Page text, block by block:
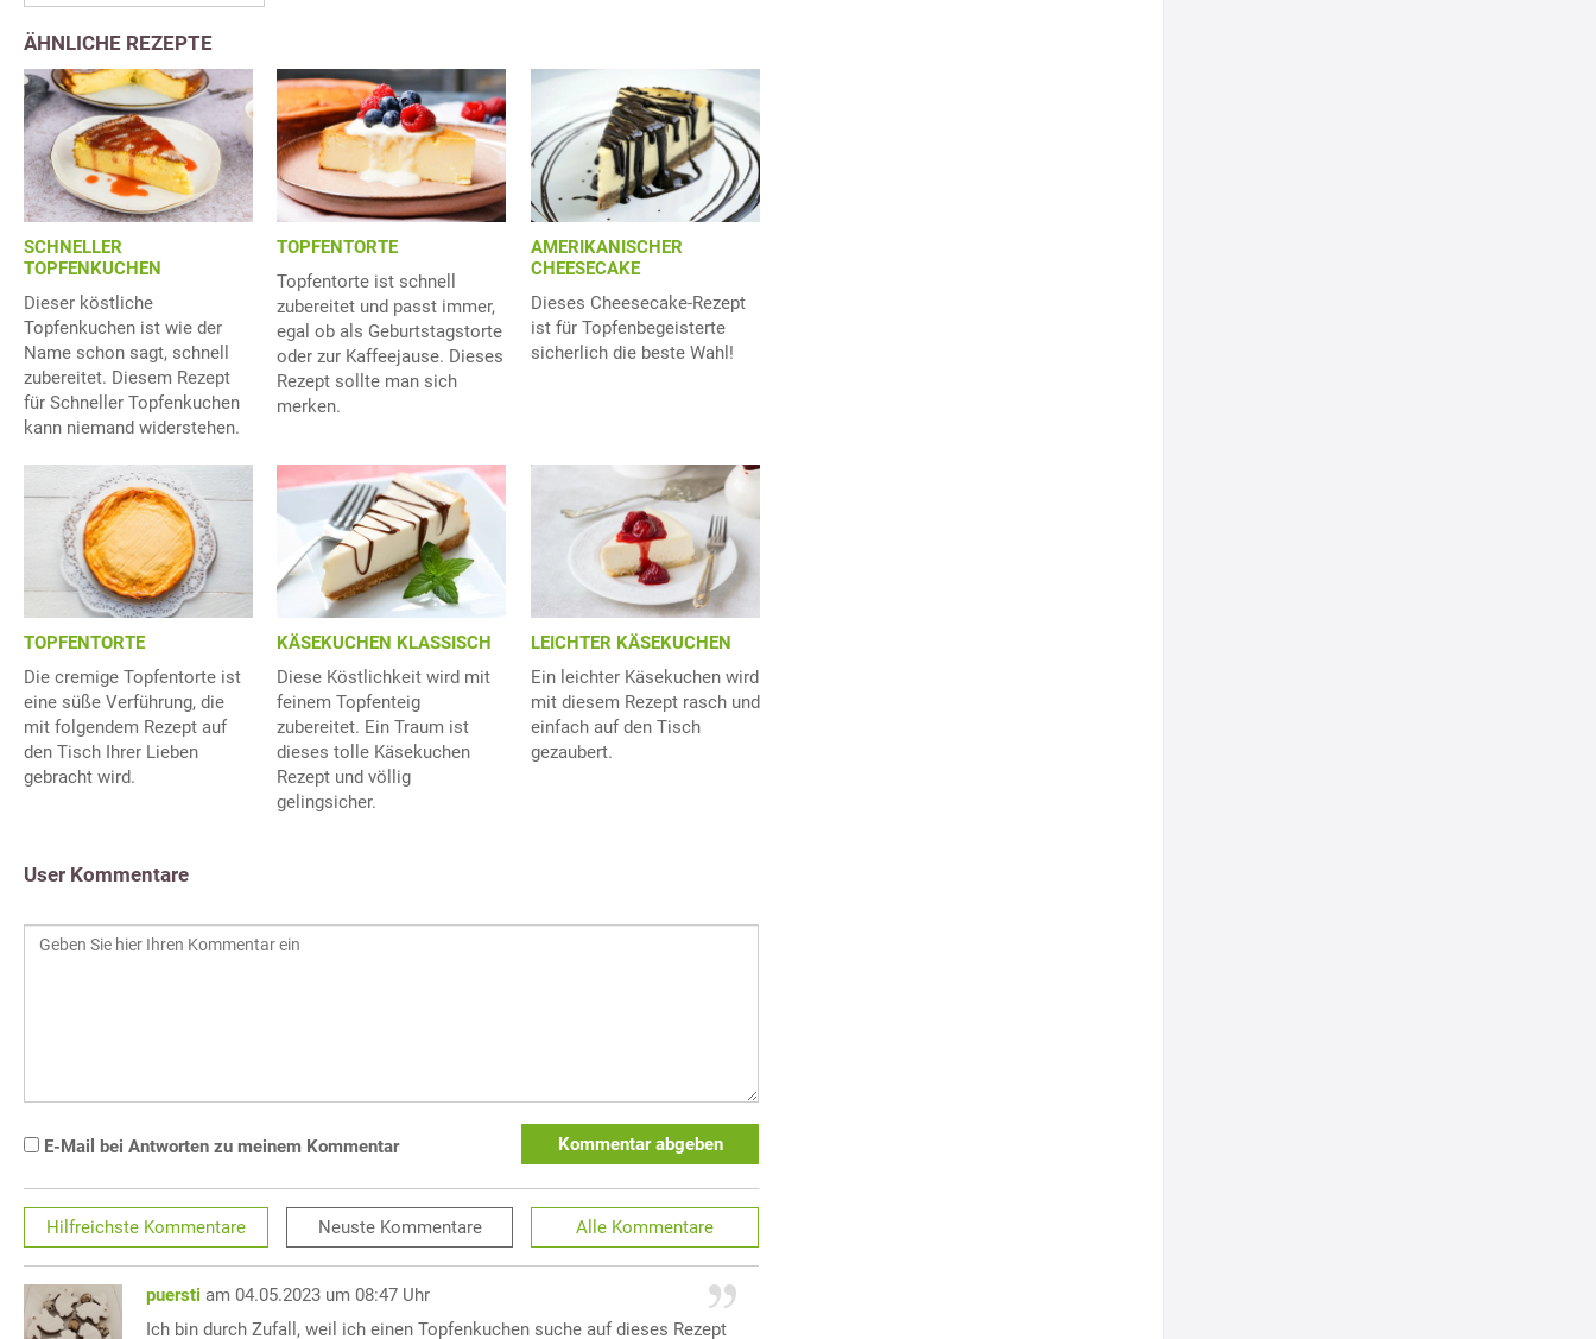
ÄHNLICHE REZEPTE
SCHNELLER
TOPFENKUCHEN
Dieser köstliche
Topfenkuchen ist wie der
Name schon sagt, schnell
zubereitet. Diesem Rezept
für Schneller Topfenkuchen
kann niemand widerstehen.
TOPFENTORTE
Topfentorte ist schnell
zubereitet und passt immer,
egal ob als Geburtstagstorte
oder zur Kaffeejause. Dieses
Rezept sollte man sich
merken.
AMERIKANISCHER
CHEESECAKE
Dieses Cheesecake-Rezept
ist für Topfenbegeisterte
sicherlich die beste Wahl!
TOPFENTORTE
Die cremige Topfentorte ist
eine süße Verführung, die
mit folgendem Rezept auf
den Tisch Ihrer Lieben
gebracht wird.
KÄSEKUCHEN KLASSISCH
Diese Köstlichkeit wird mit
feinem Topfenteig
zubereitet. Ein Traum ist
dieses tolle Käsekuchen
Rezept und völlig
gelingsicher.
LEICHTER KÄSEKUCHEN
Ein leichter Käsekuchen wird
mit diesem Rezept rasch und
einfach auf den Tisch
gezaubert.
User Kommentare
E-Mail bei Antworten zu meinem Kommentar Kommentar abgeben
Hilfreichste Kommentare Neuste Kommentare Alle Kommentare
puersti am 04.05.2023 um 08:47 Uhr
Ich bin durch Zufall, weil ich einen Topfenkuchen suche auf dieses Rezept